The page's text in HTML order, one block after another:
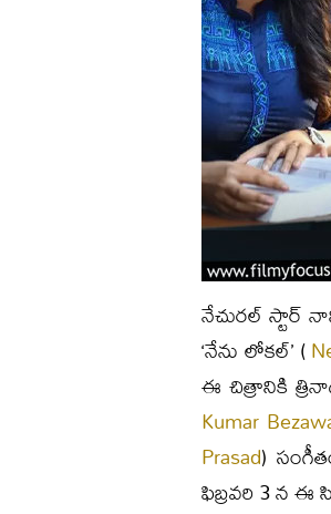
నేచురల్ స్టార్
‘నేను లోకల్’ (
ఈ చిత్రానికి
Kumar
Prasad)
ఫిబ్రవరి 3 న